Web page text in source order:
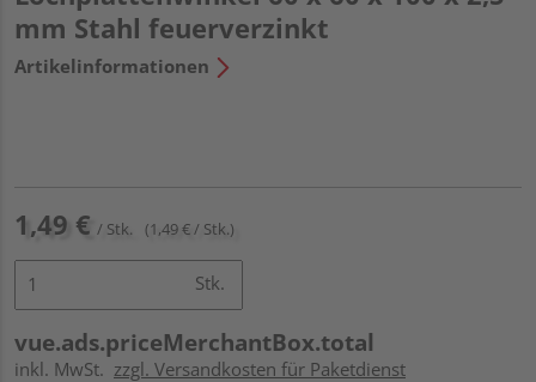
mm Stahl feuerverzinkt
Artikelinformationen
1,49 € / Stk. (1,49 € / Stk.)
Stk.
vue.ads.priceMerchantBox.total
inkl. MwSt. zzgl. Versandkosten für Paketdienst